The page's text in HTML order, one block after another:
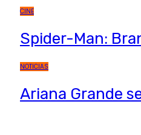
CINE
Spider-Man:
NOTICIAS
Ariana Grande